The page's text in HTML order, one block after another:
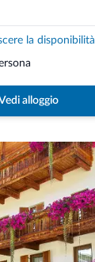
la disponibilità
alloggio